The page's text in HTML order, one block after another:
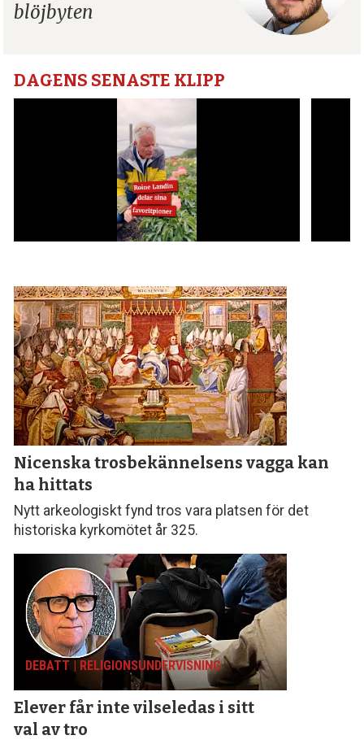
blöjbyten
DAGENS SENASTE KLIPP
Nicenska tros­bekännelsens vagga kan
ha hittats
Nytt arkeologiskt fynd tros vara platsen för det
historiska kyrkomötet år 325.
DEBATT | RELIGIONS­UNDERVISNING
Elever får inte vilseledas i sitt
val av tro